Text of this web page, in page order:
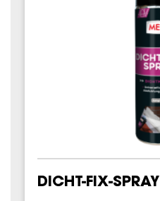
DICHT-FIX-SPRAY